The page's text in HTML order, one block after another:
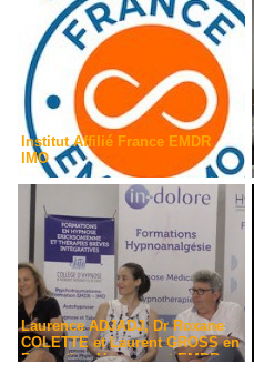
Institut Affilié France EMDR
IMO
Laurence ADJADJ, Dr Roxane
COLETTE et Laurent GROSS en
Formation Hypnose et EMDR-